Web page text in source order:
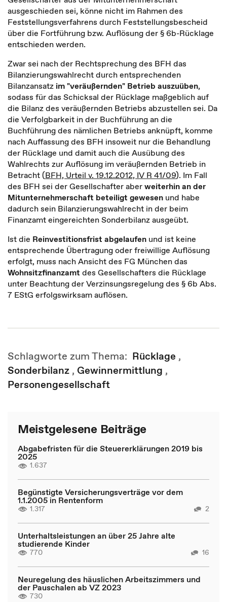
ausgeschieden sei, könne nicht im Rahmen des
Feststellungsverfahrens durch Feststellungsbescheid
über die Fortführung bzw. Auflösung der § 6b-Rücklage
entschieden werden.
Zwar sei nach der Rechtsprechung des BFH das
Bilanzierungswahlrecht durch entsprechenden
Bilanzansatz im "veräußernden" Betrieb auszuüben,
sodass für das Schicksal der Rücklage maßgeblich auf
die Bilanz des veräußernden Betriebs abzustellen sei. Da
die Verfolgbarkeit in der Buchführung an die
Buchführung des nämlichen Betriebs anknüpft, komme
nach Auffassung des BFH insoweit nur die Behandlung
der Rücklage und damit auch die Ausübung des
Wahlrechts zur Auflösung im veräußernden Betrieb in
Betracht (BFH, Urteil v. 19.12.2012, IV R 41/09). Im Fall
des BFH sei der Gesellschafter aberweiterhin an der
Mitunternehmerschaft beteiligt gewesen und habe
dadurch sein Bilanzierungswahlrecht in der beim
Finanzamt eingereichten Sonderbilanz ausgeübt.
Ist die Reinvestitionsfrist abgelaufen und ist keine
entsprechende Übertragung oder freiwillige Auflösung
erfolgt, muss nach Ansicht des FG München das
Wohnsitzfinanzamt des Gesellschafters die Rücklage
unter Beachtung der Verzinsungsregelung des § 6b Abs.
7 EStG erfolgswirksam auflösen.
Schlagworte zum Thema: Rücklage ,
Sonderbilanz , Gewinnermittlung ,
Personengesellschaft
Meistgelesene Beiträge
Abgabefristen für die Steuererklärungen 2019 bis
2025
1.637
Begünstigte Versicherungsverträge vor dem
1.1.2005 in Rentenform
1.317 2
Unterhaltsleistungen an über 25 Jahre alte
studierende Kinder
770 16
Neuregelung des häuslichen Arbeitszimmers und
der Pauschalen ab VZ 2023
730